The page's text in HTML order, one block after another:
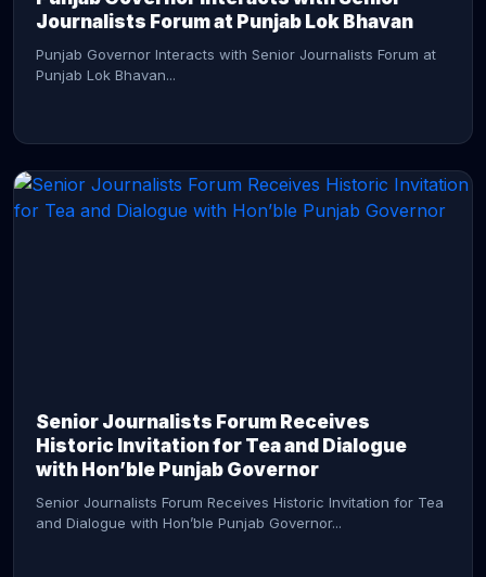
Journalists Forum at Punjab Lok Bhavan
Punjab Governor Interacts with Senior Journalists Forum at
Punjab Lok Bhavan...
Senior Journalists Forum Receives
Historic Invitation for Tea and Dialogue
with Hon’ble Punjab Governor
Senior Journalists Forum Receives Historic Invitation for Tea
and Dialogue with Hon’ble Punjab Governor...